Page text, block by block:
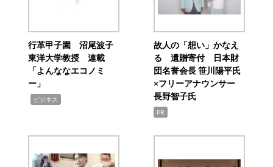
行革甲子園 沼尾波子
東洋大学教授 連載
「よんななエコノミ
ー」
ビジネス
故人の「想い」かなえ
る 遺贈寄付 日本財
団名誉会長 笹川陽平氏
×フリーアナウンサー
長野智子氏
PR